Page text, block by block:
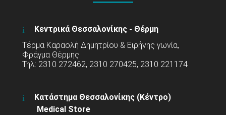
Κεντρικά Θεσσαλονίκης - Θέρμη
Τέρμα Καραολή Δημητρίου & Ειρήνης γωνία,
Φράγμα Θέρμης
Τηλ: 2310 272462, 2310 270425, 2310 221174
Κατάστημα Θεσσαλονίκης (Κέντρο)
Medical Store